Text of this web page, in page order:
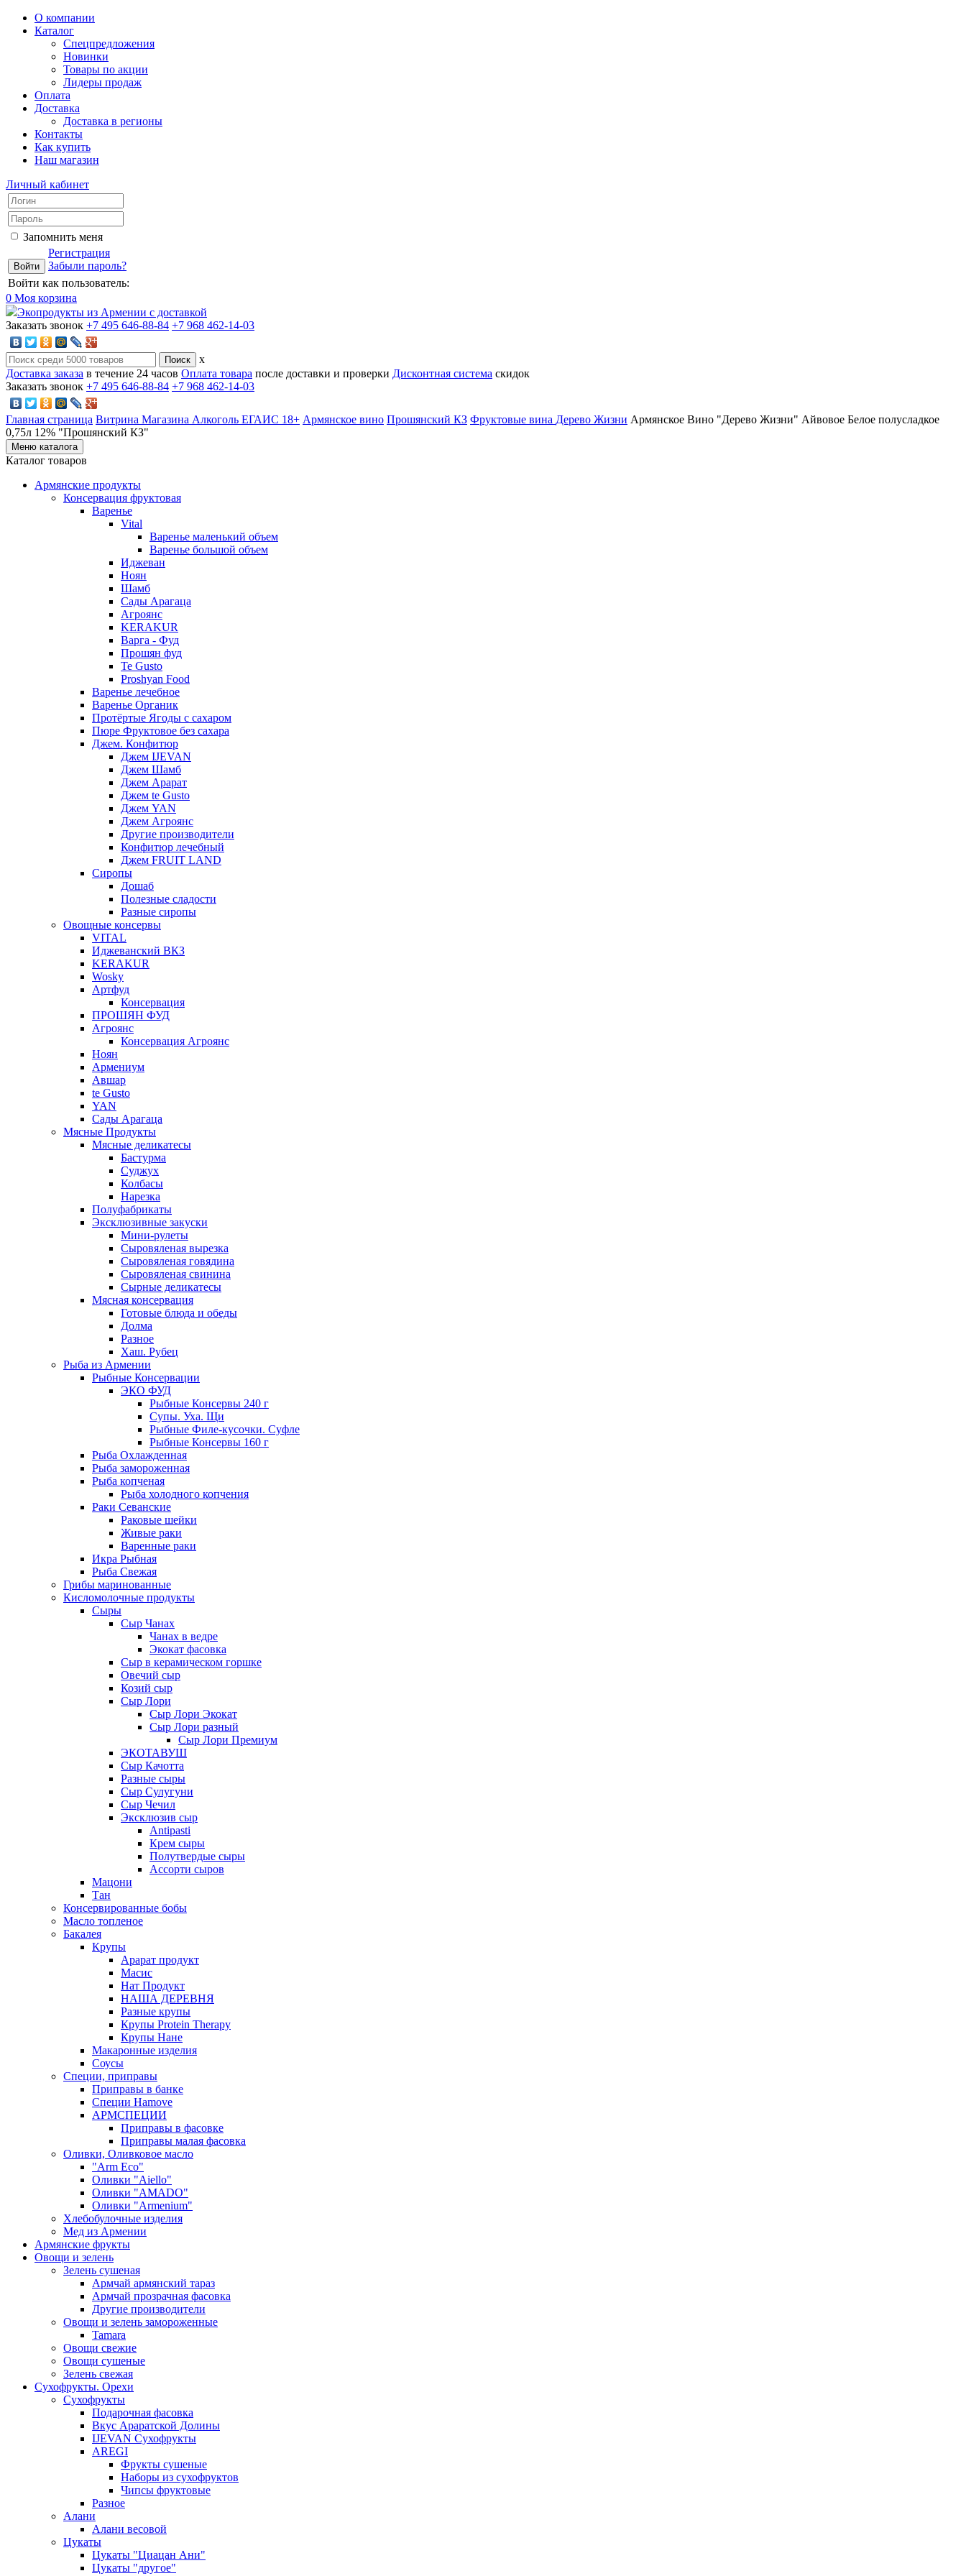
О компании
Каталог
Спецпредложения
Новинки
Товары по акции
Лидеры продаж
Оплата
Доставка
Доставка в регионы
Контакты
Как купить
Наш магазин
Личный кабинет
Запомнить меня
Регистрация
Забыли пароль?
Войти как пользователь:
0 Моя корзина
Экопродукты из Армении с доставкой
Заказать звонок +7 495 646-88-84 +7 968 462-14-03
x
Доставка заказа в течение 24 часов Оплата товара после доставки и проверки Дисконтная система скидок
Заказать звонок +7 495 646-88-84 +7 968 462-14-03
Главная страница Витрина Магазина Алкоголь ЕГАИС 18+ Армянское вино Прошянский КЗ Фруктовые вина Дерево Жизни Армянское Вино "Дерево Жизни" Айвовое Белое полусладкое
0,75л 12% "Прошянский КЗ"
Меню каталога
Каталог товаров
Армянские продукты
Консервация фруктовая
Варенье
Vital
Варенье маленький объем
Варенье большой объем
Иджеван
Ноян
Шамб
Сады Арагаца
Агроянс
KERAKUR
Варга - Фуд
Прошян фуд
Te Gusto
Proshyan Food
Варенье лечебное
Варенье Органик
Протёртые Ягоды с сахаром
Пюре Фруктовое без сахара
Джем. Конфитюр
Джем IJEVAN
Джем Шамб
Джем Арарат
Джем te Gusto
Джем YAN
Джем Агроянс
Другие производители
Конфитюр лечебный
Джем FRUIT LAND
Сиропы
Дошаб
Полезные сладости
Разные сиропы
Овощные консервы
VITAL
Иджеванский ВКЗ
KERAKUR
Wosky
Артфуд
Консервация
ПРОШЯН ФУД
Агроянс
Консервация Агроянс
Ноян
Армениум
Авшар
te Gusto
YAN
Сады Арагаца
Мясные Продукты
Мясные деликатесы
Бастурма
Суджух
Колбасы
Нарезка
Полуфабрикаты
Эксклюзивные закуски
Мини-рулеты
Сыровяленая вырезка
Сыровяленая говядина
Сыровяленая свинина
Сырные деликатесы
Мясная консервация
Готовые блюда и обеды
Долма
Разное
Хаш. Рубец
Рыба из Армении
Рыбные Консервации
ЭКО ФУД
Рыбные Консервы 240 г
Супы. Уха. Щи
Рыбные Филе-кусочки. Суфле
Рыбные Консервы 160 г
Рыба Охлажденная
Рыба замороженная
Рыба копченая
Рыба холодного копчения
Раки Севанские
Раковые шейки
Живые раки
Варенные раки
Икра Рыбная
Рыба Свежая
Грибы маринованные
Кисломолочные продукты
Сыры
Сыр Чанах
Чанах в ведре
Экокат фасовка
Сыр в керамическом горшке
Овечий сыр
Козий сыр
Сыр Лори
Сыр Лори Экокат
Сыр Лори разный
Сыр Лори Премиум
ЭКОТАВУШ
Сыр Качотта
Разные сыры
Сыр Сулугуни
Сыр Чечил
Эксклюзив сыр
Antipasti
Крем сыры
Полутвердые сыры
Ассорти сыров
Мацони
Тан
Консервированные бобы
Масло топленое
Бакалея
Крупы
Арарат продукт
Масис
Нат Продукт
НАША ДЕРЕВНЯ
Разные крупы
Крупы Protein Therapy
Крупы Нане
Макаронные изделия
Соусы
Специи, приправы
Приправы в банке
Специи Hamove
АРМСПЕЦИИ
Приправы в фасовке
Приправы малая фасовка
Оливки, Оливковое масло
"Arm Eco"
Оливки "Aiello"
Оливки "AMADO"
Оливки "Armenium"
Хлебобулочные изделия
Мед из Армении
Армянские фрукты
Овощи и зелень
Зелень сушеная
Армчай армянский тараз
Армчай прозрачная фасовка
Другие производители
Овощи и зелень замороженные
Tamara
Овощи свежие
Овощи сушеные
Зелень свежая
Сухофрукты. Орехи
Сухофрукты
Подарочная фасовка
Вкус Араратской Долины
IJEVAN Сухофрукты
AREGI
Фрукты сушеные
Наборы из сухофруктов
Чипсы фруктовые
Разное
Алани
Алани весовой
Цукаты
Цукаты "Циацан Ани"
Цукаты "другое"